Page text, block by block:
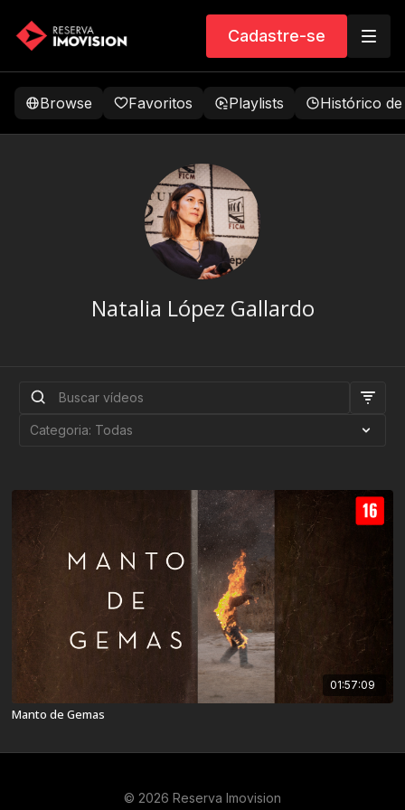
Cadastre-se
Browse Favoritos Playlists Histórico
Natalia López Gallardo
01:57:09
Manto de Gemas
© 2026 Reserva Imovision